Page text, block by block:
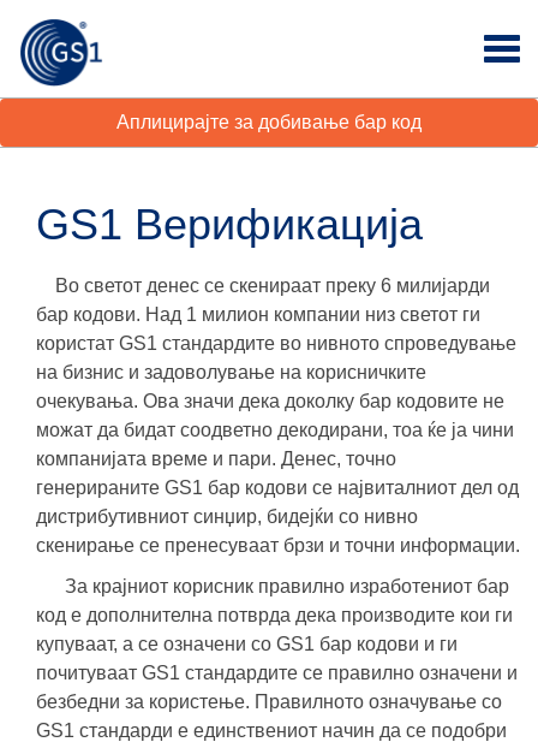
Аплицирајте за добивање бар код
GS1 Верификација
Во светот денес се скенираат преку 6 милијарди
бар кодови. Над 1 милион компании низ светот ги
користат GS1 стандардите во нивното спроведување
на бизнис и задоволување на корисничките
очекувања. Ова значи дека доколку бар кодовите не
можат да бидат соодветно декодирани, тоа ќе ја чини
компанијата време и пари. Денес, точно
генерираните GS1 бар кодови се највиталниот дел од
дистрибутивниот синџир, бидејќи со нивно
скенирање се пренесуваат брзи и точни информации.
За крајниот корисник правилно изработениот бар
код е дополнителна потврда дека производите кои ги
купуваат, а се означени со GS1 бар кодови и ги
почитуваат GS1 стандардите се правилно означени и
безбедни за користење. Правилното означување со
GS1 стандарди е единствениот начин да се подобри